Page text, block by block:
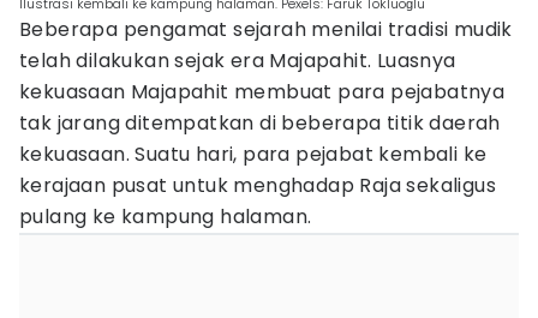
Beberapa pengamat sejarah menilai tradisi mudik
telah dilakukan sejak era Majapahit. Luasnya
kekuasaan Majapahit membuat para pejabatnya
tak jarang ditempatkan di beberapa titik daerah
kekuasaan. Suatu hari, para pejabat kembali ke
kerajaan pusat untuk menghadap Raja sekaligus
pulang ke kampung halaman.